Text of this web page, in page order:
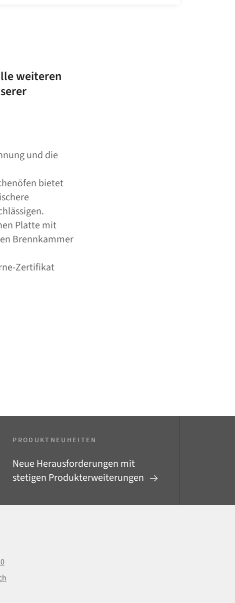
weiteren
und die
bietet
Platte mit
Brennkammer
Zertifikat
PRODUKTNEUHEITEN
Neue Herausforderungen mit
stetigen Produkterweiterungen